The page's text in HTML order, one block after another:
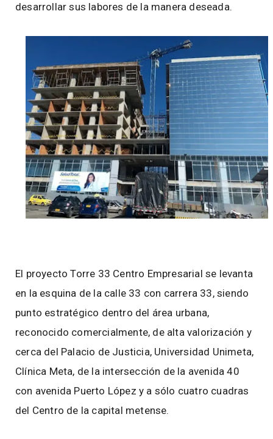
desarrollar sus labores de la manera deseada.
El proyecto Torre 33 Centro Empresarial se levanta
en la esquina de la calle 33 con carrera 33, siendo
punto estratégico dentro del área urbana,
reconocido comercialmente, de alta valorización y
cerca del Palacio de Justicia, Universidad Unimeta,
Clínica Meta, de la intersección de la avenida 40
con avenida Puerto López y a sólo cuatro cuadras
del Centro de la capital metense.